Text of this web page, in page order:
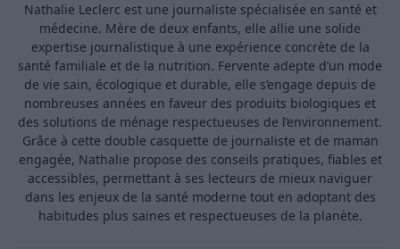
Nathalie Leclerc est une journaliste spécialisée en santé et
médecine. Mère de deux enfants, elle allie une solide
expertise journalistique à une expérience concrète de la
santé familiale et de la nutrition. Fervente adepte d’un mode
de vie sain, écologique et durable, elle s’engage depuis de
nombreuses années en faveur des produits biologiques et
des solutions de ménage respectueuses de l’environnement.
Grâce à cette double casquette de journaliste et de maman
engagée, Nathalie propose des conseils pratiques, fiables et
accessibles, permettant à ses lecteurs de mieux naviguer
dans les enjeux de la santé moderne tout en adoptant des
habitudes plus saines et respectueuses de la planète.